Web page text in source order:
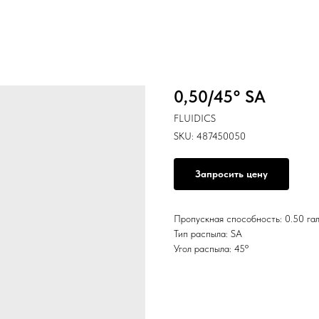
0,50/45° SA
FLUIDICS
SKU: 487450050
Запросить цену
Пропускная способность: 0.50
Тип распыла: SA
Угол распыла: 45º